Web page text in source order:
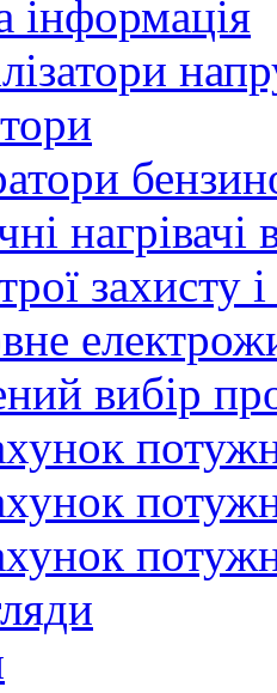
інформація
нагрівачі
захисту і
вибір